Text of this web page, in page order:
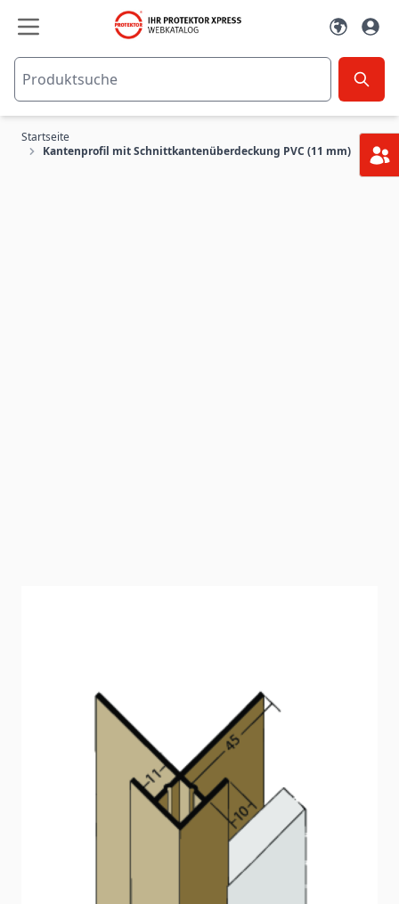
Zum Inhalt springen
Startseite
Kantenprofil mit Schnittkantenüberdeckung PVC (11 mm)
Kantenprofil für Fassadenbekleidungen bis 11 mm.
Artikelnummer 3624
Produktinformation